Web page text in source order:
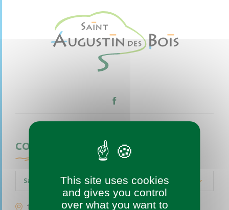
CONTACTEZ-NOUS
Saint-Augustin-des-Bois
1 place de l’église
This site uses cookies
and gives you control
over what you want to